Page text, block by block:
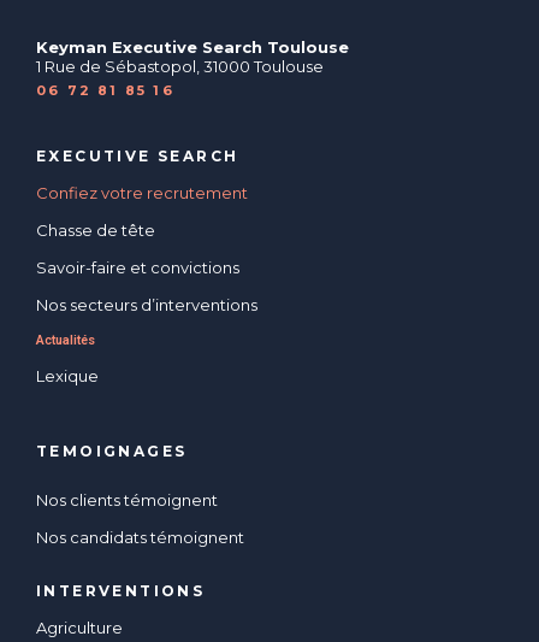
Keyman Executive Search Toulouse
1 Rue de Sébastopol, 31000 Toulouse
06 72 81 85 16
EXECUTIVE SEARCH
Confiez votre recrutement
Chasse de tête
Savoir-faire et convictions
Nos secteurs d’interventions
Actualités
Lexique
TEMOIGNAGES
Nos clients témoignent
Nos candidats témoignent
INTERVENTIONS
Agriculture